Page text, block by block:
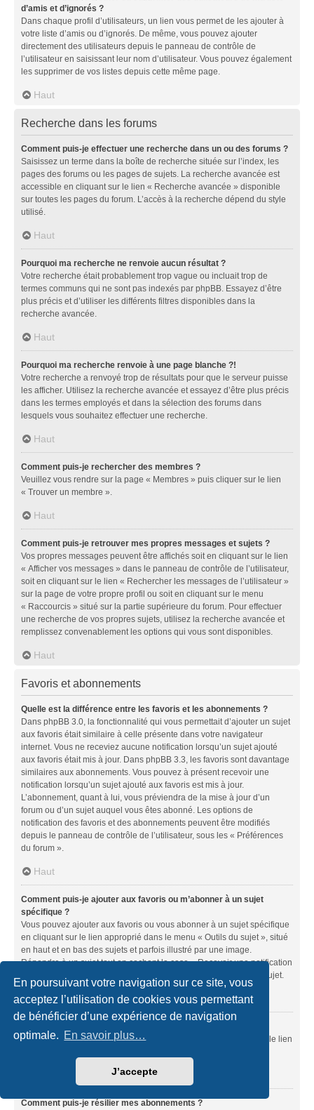
En poursuivant votre navigation sur ce site, vous
acceptez l’utilisation de cookies vous permettant
de bénéficier d’une expérience de navigation
optimale. En savoir plus…
J’accepte
d’amis et d’ignorés ?
Dans chaque profil d’utilisateurs, un lien vous permet de les ajouter à
votre liste d’amis ou d’ignorés. De même, vous pouvez ajouter
directement des utilisateurs depuis le panneau de contrôle de
l’utilisateur en saisissant leur nom d’utilisateur. Vous pouvez également
les supprimer de vos listes depuis cette même page.
Haut
Recherche dans les forums
Comment puis-je effectuer une recherche dans un ou des forums ?
Saisissez un terme dans la boîte de recherche située sur l’index, les
pages des forums ou les pages de sujets. La recherche avancée est
accessible en cliquant sur le lien « Recherche avancée » disponible
sur toutes les pages du forum. L’accès à la recherche dépend du style
utilisé.
Haut
Pourquoi ma recherche ne renvoie aucun résultat ?
Votre recherche était probablement trop vague ou incluait trop de
termes communs qui ne sont pas indexés par phpBB. Essayez d’être
plus précis et d’utiliser les différents filtres disponibles dans la
recherche avancée.
Haut
Pourquoi ma recherche renvoie à une page blanche ?!
Votre recherche a renvoyé trop de résultats pour que le serveur puisse
les afficher. Utilisez la recherche avancée et essayez d’être plus précis
dans les termes employés et dans la sélection des forums dans
lesquels vous souhaitez effectuer une recherche.
Haut
Comment puis-je rechercher des membres ?
Veuillez vous rendre sur la page « Membres » puis cliquer sur le lien
« Trouver un membre ».
Haut
Comment puis-je retrouver mes propres messages et sujets ?
Vos propres messages peuvent être affichés soit en cliquant sur le lien
« Afficher vos messages » dans le panneau de contrôle de l’utilisateur,
soit en cliquant sur le lien « Rechercher les messages de l’utilisateur »
sur la page de votre propre profil ou soit en cliquant sur le menu
« Raccourcis » situé sur la partie supérieure du forum. Pour effectuer
une recherche de vos propres sujets, utilisez la recherche avancée et
remplissez convenablement les options qui vous sont disponibles.
Haut
Favoris et abonnements
Quelle est la différence entre les favoris et les abonnements ?
Dans phpBB 3.0, la fonctionnalité qui vous permettait d’ajouter un sujet
aux favoris était similaire à celle présente dans votre navigateur
internet. Vous ne receviez aucune notification lorsqu’un sujet ajouté
aux favoris était mis à jour. Dans phpBB 3.3, les favoris sont davantage
similaires aux abonnements. Vous pouvez à présent recevoir une
notification lorsqu’un sujet ajouté aux favoris est mis à jour.
L’abonnement, quant à lui, vous préviendra de la mise à jour d’un
forum ou d’un sujet auquel vous êtes abonné. Les options de
notification des favoris et des abonnements peuvent être modifiés
depuis le panneau de contrôle de l’utilisateur, sous les « Préférences
du forum ».
Haut
Comment puis-je ajouter aux favoris ou m’abonner à un sujet
spécifique ?
Vous pouvez ajouter aux favoris ou vous abonner à un sujet spécifique
en cliquant sur le lien approprié dans le menu « Outils du sujet », situé
en haut et en bas des sujets et parfois illustré par une image.
Répondre à un sujet tout en cochant la case « Recevoir une notification
lorsqu’une réponse est publiée » équivaut à vous abonner à ce sujet.
Haut
Vous pouvez vous abonner à un forum spécifique en cliquant sur le lien
Comment puis-je résilier mes abonnements ?